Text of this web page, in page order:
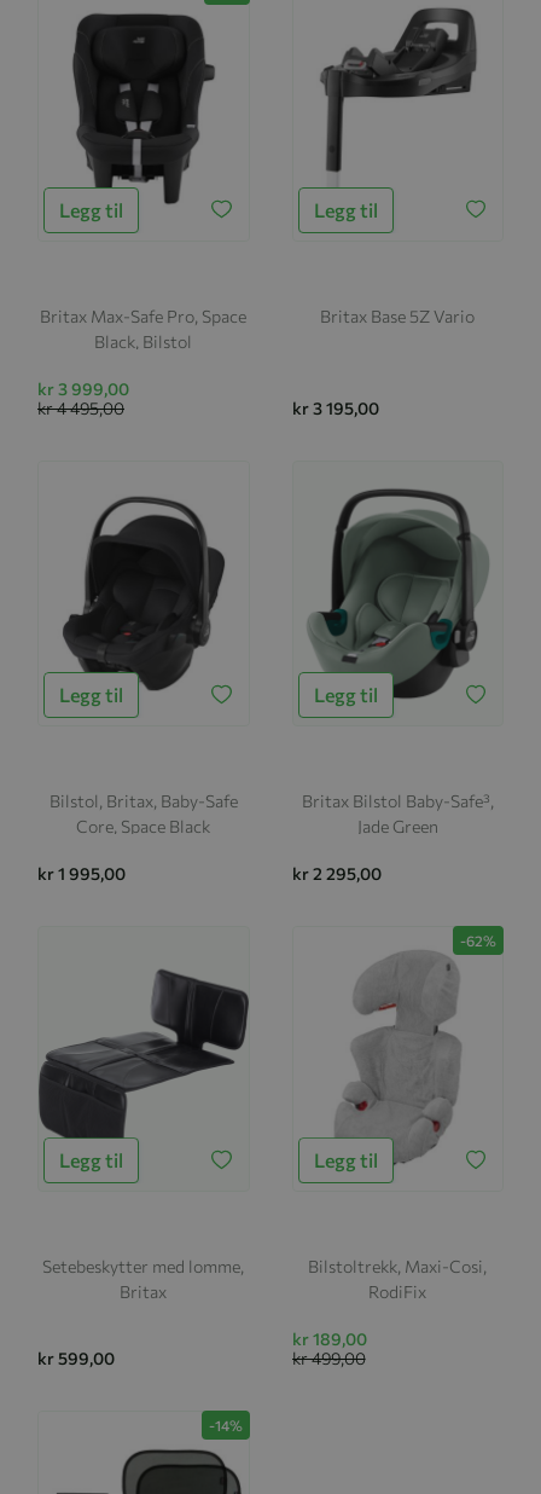
Legg til
Britax Max-Safe Pro, Space
Black, Bilstol
kr 3 999,00
kr 4 495,00
Legg til
Britax Base 5Z Vario
kr 3 195,00
Legg til
Bilstol, Britax, Baby-Safe
Core, Space Black
kr 1 995,00
Legg til
Britax Bilstol Baby-Safe³,
Jade Green
kr 2 295,00
Legg til
Setebeskytter med lomme,
Britax
kr 599,00
-62%
Legg til
Bilstoltrekk, Maxi-Cosi,
RodiFix
kr 189,00
kr 499,00
-14%